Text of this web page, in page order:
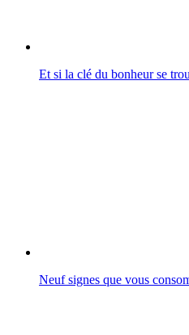
Et si la clé du bonheur se
Neuf signes que vous